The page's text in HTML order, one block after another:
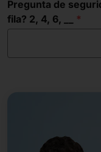
Pregunta de
fila? 2, 4, 6, __